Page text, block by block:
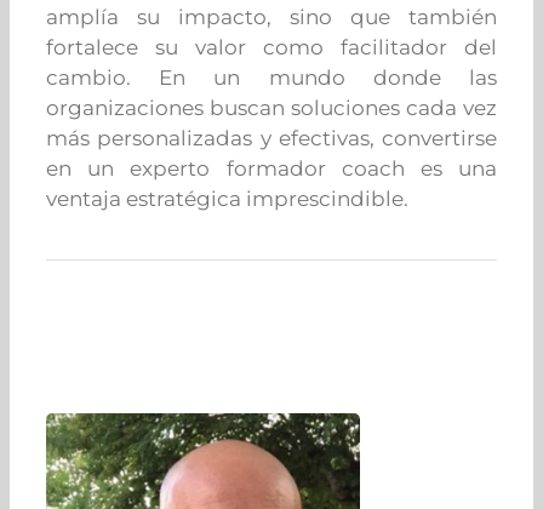
amplía su impacto, sino que también
fortalece su valor como facilitador del
cambio. En un mundo donde las
organizaciones buscan soluciones cada vez
más personalizadas y efectivas, convertirse
en un experto formador coach es una
ventaja estratégica imprescindible.